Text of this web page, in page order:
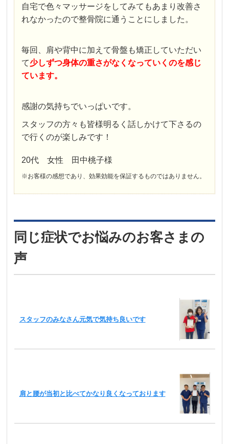
自宅で色々マッサージをしてみてもあまり改善さ
れなかったので整骨院に通うことにしました。
毎回、肩や背中に加えて骨盤も矯正していただい
て少しずつ身体の重さがなくなっていくのを感じ
ています。
感謝の気持ちでいっぱいです。
スタッフの方々も皆様明るく話しかけて下さるの
で行くのが楽しみです！
20代 女性 田中桃子様
※お客様の感想であり、効果効能を保証するものではありません。
同じ症状でお悩みのお客さまの
声
スタッフのみなさん元気で気持ち良いです
肩と腰が当初と比べてかなり良くなっております